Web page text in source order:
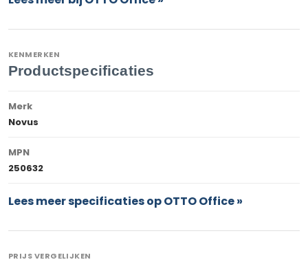
KENMERKEN
Productspecificaties
Merk
Novus
MPN
250632
Lees meer specificaties op OTTO Office »
PRIJS VERGELIJKEN